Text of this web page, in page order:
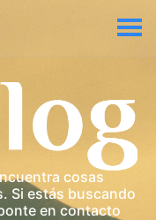
cosas
Si estás buscando
en contacto